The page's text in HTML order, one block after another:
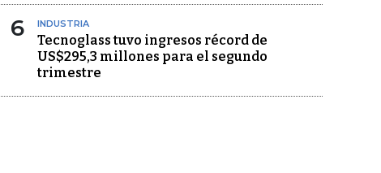
6 INDUSTRIA
Tecnoglass tuvo ingresos récord de
US$295,3 millones para el segundo
trimestre